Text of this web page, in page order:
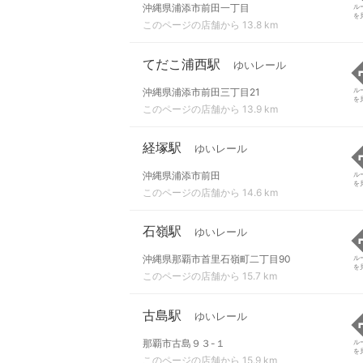
沖縄県浦添市前田一丁目
このページの店舗から 13.8 km
ル
を
てだこ浦西駅 ゆいレール
沖縄県浦添市前田三丁目21
このページの店舗から 13.9 km
ル
を
経塚駅 ゆいレール
沖縄県浦添市前田
このページの店舗から 14.6 km
ル
を
石嶺駅 ゆいレール
沖縄県那覇市首里石嶺町二丁目90
このページの店舗から 15.7 km
ル
を
古島駅 ゆいレール
那覇市古島９３-１
このページの店舗から 15.9 km
ル
を